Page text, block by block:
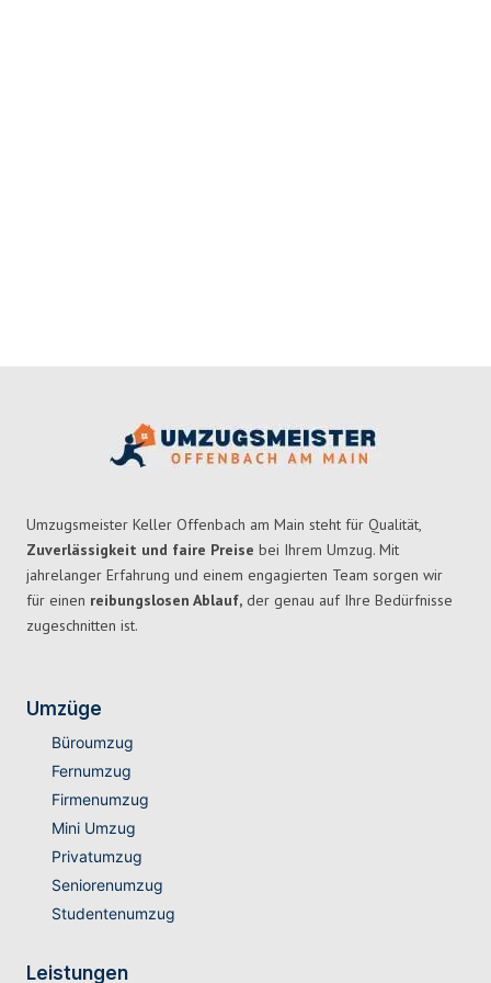
Umzugsmeister Keller Offenbach am Main steht für Qualität,
Zuverlässigkeit und faire Preise bei Ihrem Umzug. Mit
jahrelanger Erfahrung und einem engagierten Team sorgen wir
für einen reibungslosen Ablauf, der genau auf Ihre Bedürfnisse
zugeschnitten ist.
Umzüge
Büroumzug
Fernumzug
Firmenumzug
Mini Umzug
Privatumzug
Seniorenumzug
Studentenumzug
Leistungen